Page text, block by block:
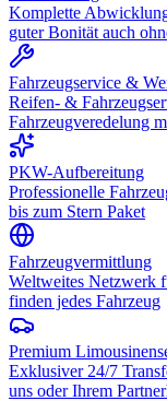
Komplette
guter Bonität auch
Fahrzeugservice &
Reifen- &
Fahrzeugveredelung
PKW-Aufbereitung
Professionelle
bis zum Stern Paket
Fahrzeugvermittlung
Weltweites Netzwerk
finden jedes Fahrzeug
Premium
Exklusiver 24/7
uns oder Ihrem